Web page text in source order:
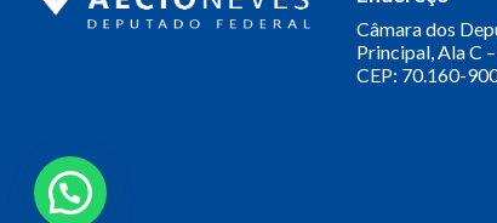
Câmara dos
Principal, Ala C
CEP: 70.160-